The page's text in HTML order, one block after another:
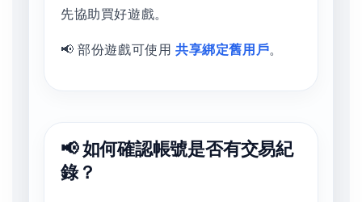
先協助買好遊戲。
📢 部份遊戲可使用 共享綁定舊用戶。
📢 如何確認帳號是否有交易紀
錄？